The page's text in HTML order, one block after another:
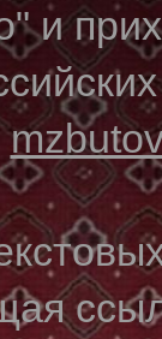
и